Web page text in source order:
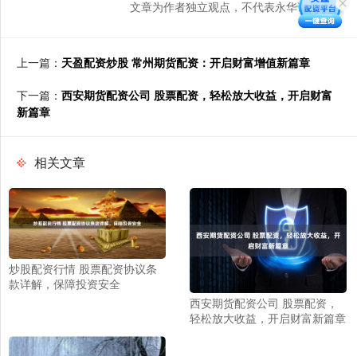
文章为作者独立观点，不代表永华证券观点
上一篇： 天盈配资炒股 常州期货配资：开启财富增值新篇章
下一篇： 西安期货配资公司 股票配资，轻松放大收益，开启财富
新篇章
相关文章
炒股配资行情 股票配资协议条
款详解，保障投资安全
西安期货配资公司 股票配资，
轻松放大收益，开启财富新篇章